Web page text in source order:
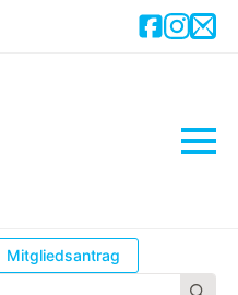
Mitgliedsantrag